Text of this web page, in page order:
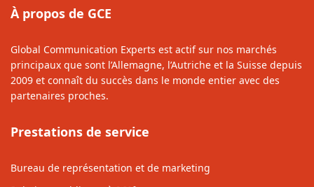
À propos de GCE
Global Communication Experts est actif sur nos marchés
principaux que sont l’Allemagne, l’Autriche et la Suisse depuis
2009 et connaît du succès dans le monde entier avec des
partenaires proches.
Prestations de service
Bureau de représentation et de marketing